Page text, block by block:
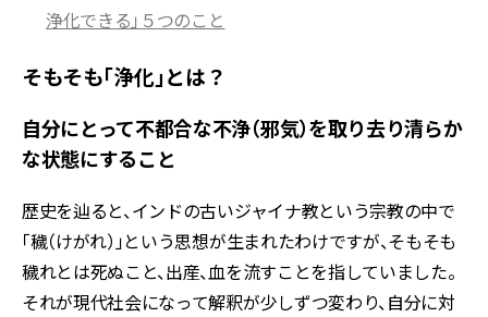
浄化できる」５つのこと
そもそも「浄化」とは？
自分にとって不都合な不浄（邪気）を取り去り清らか
な状態にすること
歴史を辿ると、インドの古いジャイナ教という宗教の中で
「穢（けがれ）」という思想が生まれたわけですが、そもそも
穢れとは死ぬこと、出産、血を流すことを指していました。
それが現代社会になって解釈が少しずつ変わり、自分に対